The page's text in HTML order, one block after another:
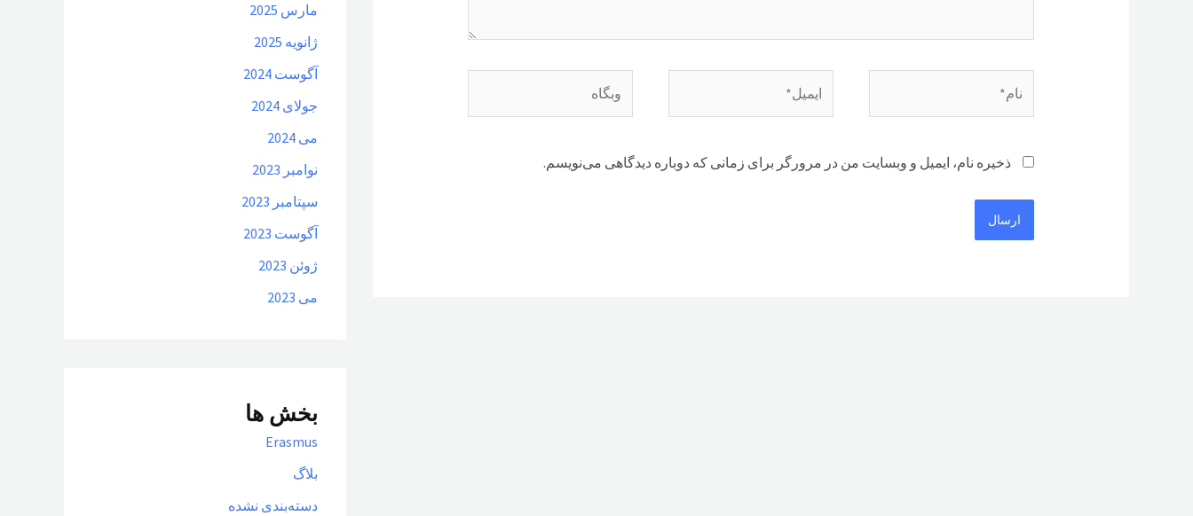
ذخیره نام، ایمیل و وبسایت من در مرورگر برای زمانی که دوباره دیدگاهی می‌نویسم.
مارس 2025
ژانویه 2025
آگوست 2024
جولای 2024
می 2024
نوامبر 2023
سپتامبر 2023
آگوست 2023
ژوئن 2023
می 2023
بخش ها
Erasmus
بلاگ
دسته‌بندی نشده